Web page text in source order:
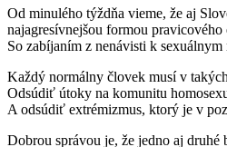
Od minulého týždňa vieme, že aj
najagresívnejšou formou
So zabíjaním z nenávisti k sexuálnym
Každý normálny človek musí v
Odsúdiť útoky na komunitu
A odsúdiť extrémizmus, ktorý je v
Dobrou správou je, že jedno aj druhé